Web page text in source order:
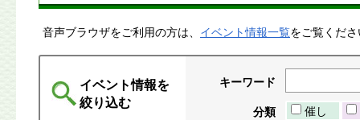
音声ブラウザをご利用の方は、 イベント情報一覧をご覧くだ
イベント情報を
絞り込む
キーワード
分類 催し